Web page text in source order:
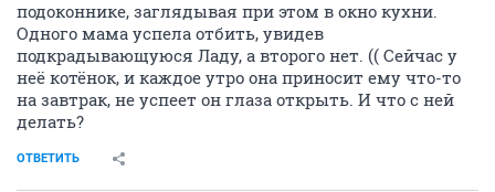
подоконнике, заглядывая при этом в окно кухни.
Одного мама успела отбить, увидев
подкрадывающуюся Ладу, а второго нет. (( Сейчас у
неё котёнок, и каждое утро она приносит ему что-то
на завтрак, не успеет он глаза открыть. И что с ней
делать?
ОТВЕТИТЬ